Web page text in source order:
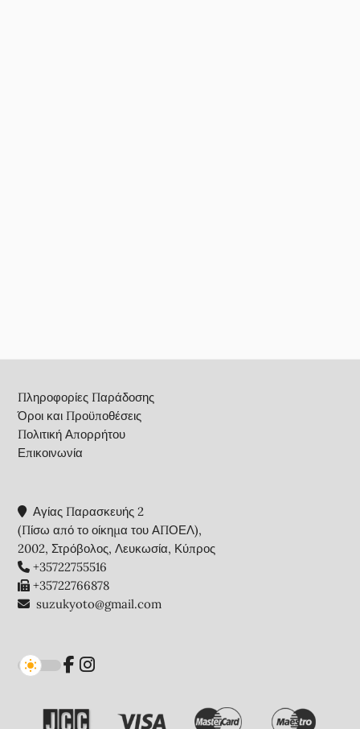
Πληροφορίες Παράδοσης
Όροι και Προϋποθέσεις
Πολιτική Απορρήτου
Επικοινωνία
Αγίας Παρασκευής 2
(Πίσω από το οίκημα του ΑΠΟΕΛ),
2002, Στρόβολος, Λευκωσία, Κύπρος
+35722755516
+35722766878
suzukyoto@gmail.com